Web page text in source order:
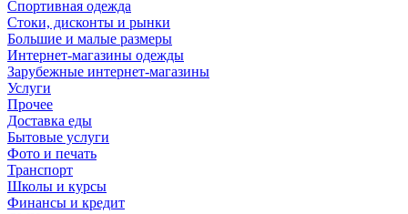
Спортивная одежда
Стоки, дисконты и рынки
Большие и малые размеры
Интернет-магазины одежды
Зарубежные интернет-магазины
Услуги
Прочее
Доставка еды
Бытовые услуги
Фото и печать
Транспорт
Школы и курсы
Финансы и кредит